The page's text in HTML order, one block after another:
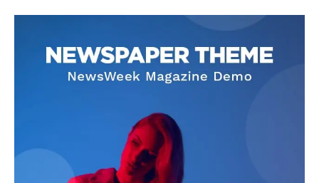
AIN NEWS 1
Contact Us